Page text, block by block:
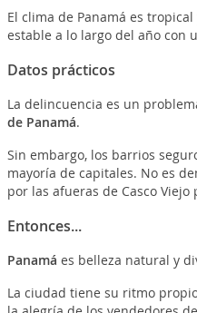
El clima de Panamá es
estable a lo largo del año con
Datos prácticos
La delincuencia es un
de Panamá.
Sin embargo, los barrios
mayoría de capitales. No es
por las afueras de Casco Viejo
Entonces...
Panamá es belleza natural y
La ciudad tiene su ritmo